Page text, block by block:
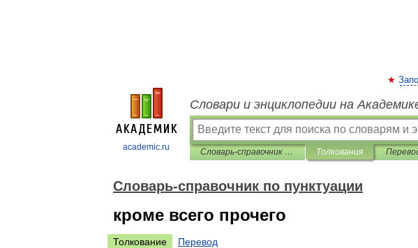
academic.ru
Словари и энциклопедии на
Словарь-справочник по пунктуации Толкования
Словарь-справочник по пунктуации
кроме всего прочего
Толкование
Перевод